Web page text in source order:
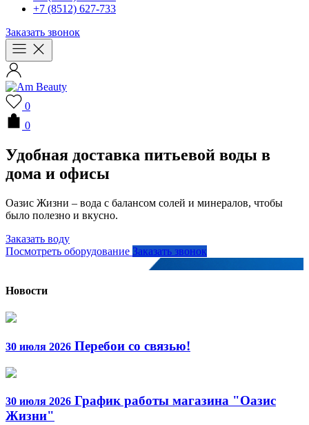
+7 (8512) 627-733
Заказать звонок
0
0
Удобная доставка питьевой воды в
дома и офисы
Оазис Жизни – вода с балансом солей и минералов, чтобы
было полезно и вкусно.
Заказать воду
Посмотреть оборудование Заказать звонок
Новости
30 июля 2026 Перебои со связью!
30 июля 2026 График работы магазина "Оазис
Жизни"